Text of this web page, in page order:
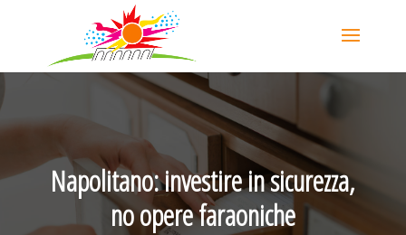
Napolitano: investire in sicurezza,
no opere faraoniche